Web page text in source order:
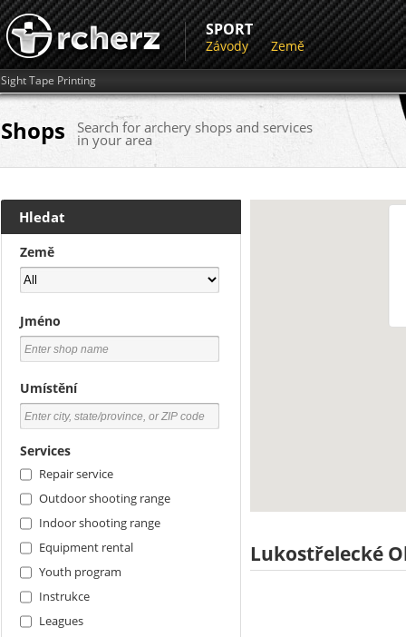
SPORT
Závody Země
Sight Tape Printing
Shops Search for archery shops and services
in your area
Hledat
Země
Jméno
Umístění
Services
Repair service
Outdoor shooting range
Indoor shooting range
Equipment rental
Youth program
Instrukce
Leagues
Lukostřelecké